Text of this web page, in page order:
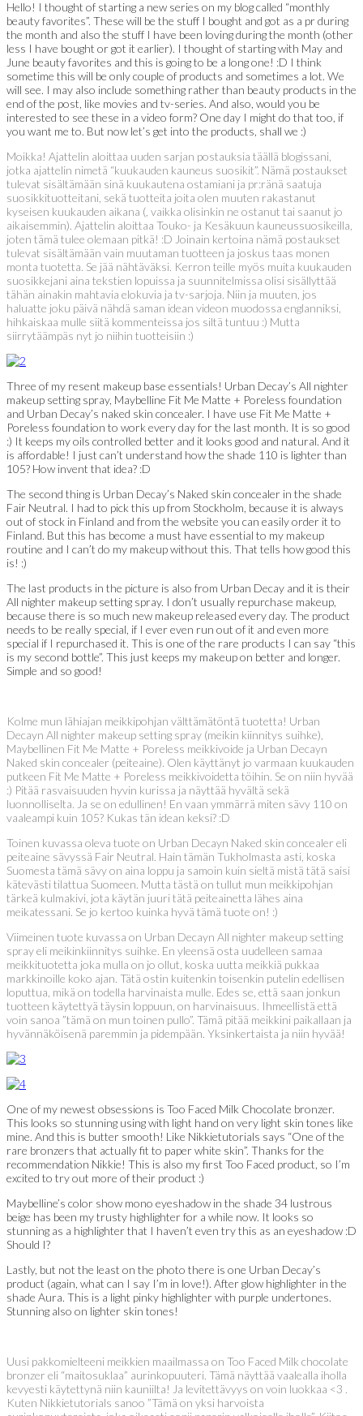
Hello! I thought of starting a new series on my blog called “monthly
beauty favorites”. These will be the stuff I bought and got as a pr during
the month and also the stuff I have been loving during the month (other
less I have bought or got it earlier). I thought of starting with May and
June beauty favorites and this is going to be a long one! :D I think
sometime this will be only couple of products and sometimes a lot. We
will see. I may also include something rather than beauty products in the
end of the post, like movies and tv-series. And also, would you be
interested to see these in a video form? One day I might do that too, if
you want me to. But now let’s get into the products, shall we :)
Moikka! Ajattelin aloittaa uuden sarjan postauksia täällä blogissani,
jotka ajattelin nimetä “kuukauden kauneus suosikit”. Nämä postaukset
tulevat sisältämään sinä kuukautena ostamiani ja pr:ränä saatuja
suosikkituotteitani, sekä tuotteita joita olen muuten rakastanut
kyseisen kuukauden aikana (, vaikka olisinkin ne ostanut tai saanut jo
aikaisemmin). Ajattelin aloittaa Touko- ja Kesäkuun kauneussuosikeilla,
joten tämä tulee olemaan pitkä! :D Joinain kertoina nämä postaukset
tulevat sisältämään vain muutaman tuotteen ja joskus taas monen
monta tuotetta. Se jää nähtäväksi. Kerron teille myös muita kuukauden
suosikkejani aina tekstien lopuissa ja suunnitelmissa olisi sisällyttää
tähän ainakin mahtavia elokuvia ja tv-sarjoja. Niin ja muuten, jos
haluatte joku päivä nähdä saman idean videon muodossa englanniksi,
hihkaiskaa mulle siitä kommenteissa jos siltä tuntuu :) Mutta
siirrytäämpäs nyt jo niihin tuotteisiin :)
Three of my resent makeup base essentials! Urban Decay’s All nighter
makeup setting spray, Maybelline Fit Me Matte + Poreless foundation
and Urban Decay’s naked skin concealer. I have use Fit Me Matte +
Poreless foundation to work every day for the last month. It is so good
:) It keeps my oils controlled better and it looks good and natural. And it
is affordable! I just can’t understand how the shade 110 is lighter than
105? How invent that idea? :D
The second thing is Urban Decay’s Naked skin concealer in the shade
Fair Neutral. I had to pick this up from Stockholm, because it is always
out of stock in Finland and from the website you can easily order it to
Finland. But this has become a must have essential to my makeup
routine and I can’t do my makeup without this. That tells how good this
is! :)
The last products in the picture is also from Urban Decay and it is their
All nighter makeup setting spray. I don’t usually repurchase makeup,
because there is so much new makeup released every day. The product
needs to be really special, if I ever even run out of it and even more
special if I repurchased it. This is one of the rare products I can say “this
is my second bottle”. This just keeps my makeup on better and longer.
Simple and so good!
Kolme mun lähiajan meikkipohjan välttämätöntä tuotetta! Urban
Decayn All nighter makeup setting spray (meikin kiinnitys suihke),
Maybellinen Fit Me Matte + Poreless meikkivoide ja Urban Decayn
Naked skin concealer (peiteaine). Olen käyttänyt jo varmaan kuukauden
putkeen Fit Me Matte + Poreless meikkivoidetta töihin. Se on niin hyvää
:) Pitää rasvaisuuden hyvin kurissa ja näyttää hyvältä sekä
luonnolliselta. Ja se on edullinen! En vaan ymmärrä miten sävy 110 on
vaaleampi kuin 105? Kukas tän idean keksi? :D
Toinen kuvassa oleva tuote on Urban Decayn Naked skin concealer eli
peiteaine sävyssä Fair Neutral. Hain tämän Tukholmasta asti, koska
Suomesta tämä sävy on aina loppu ja samoin kuin sieltä mistä tätä saisi
kätevästi tilattua Suomeen. Mutta tästä on tullut mun meikkipohjan
tärkeä kulmakivi, jota käytän juuri tätä peiteainetta lähes aina
meikatessani. Se jo kertoo kuinka hyvä tämä tuote on! :)
Viimeinen tuote kuvassa on Urban Decayn All nighter makeup setting
spray eli meikinkiinnitys suihke. En yleensä osta uudelleen samaa
meikkituotetta joka mulla on jo ollut, koska uutta meikkiä pukkaa
markkinoille koko ajan. Tätä ostin kuitenkin toisenkin putelin edellisen
loputtua, mikä on todella harvinaista mulle. Edes se, että saan jonkun
tuotteen käytettyä täysin loppuun, on harvinaisuus. Ihmeellistä että
voin sanoa ”tämä on mun toinen pullo”. Tämä pitää meikkini paikallaan ja
hyvännäköisenä paremmin ja pidempään. Yksinkertaista ja niin hyvää!
One of my newest obsessions is Too Faced Milk Chocolate bronzer.
This looks so stunning using with light hand on very light skin tones like
mine. And this is butter smooth! Like Nikkietutorials says “One of the
rare bronzers that actually fit to paper white skin”. Thanks for the
recommendation Nikkie! This is also my first Too Faced product, so I’m
excited to try out more of their product :)
Maybelline’s color show mono eyeshadow in the shade 34 lustrous
beige has been my trusty highlighter for a while now. It looks so
stunning as a highlighter that I haven’t even try this as an eyeshadow :D
Should I?
Lastly, but not the least on the photo there is one Urban Decay’s
product (again, what can I say I’m in love!). After glow highlighter in the
shade Aura. This is a light pinky highlighter with purple undertones.
Stunning also on lighter skin tones!
Uusi pakkomielteeni meikkien maailmassa on Too Faced Milk chocolate
bronzer eli “maitosuklaa” aurinkopuuteri. Tämä näyttää vaalealla iholla
kevyesti käytettynä niin kauniilta! Ja levitettävyys on voin luokkaa <3 .
Kuten Nikkietutorials sanoo ”Tämä on yksi harvoista